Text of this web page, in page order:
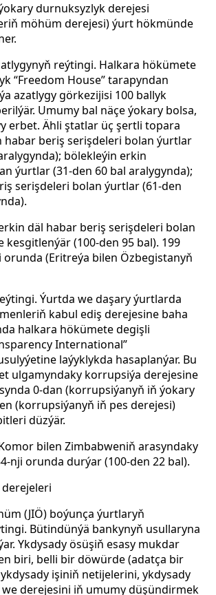
durnuksyzlyk derejesi
möhüm derejesi) ýurt hökmünde
reýtingi. Halkara hökümete
“Freedom House” tarapyndan
azatlygy görkezijisi 100 ballyk
Umumy bal näçe ýokary bolsa,
erbet. Ähli ştatlar üç şertli topara
habar beriş serişdeleri bolan ýurtlar
bölekleýin erkin
ýurtlar (31-den 60 bal aralygynda);
serişdeleri bolan ýurtlar (61-den
däl habar beriş serişdeleri bolan
(100-den 95 bal). 199
(Eritreýa bilen Özbegistanyň
Ýurtda we daşary ýurtlarda
kabul ediş derejesine baha
halkara hökümete degişli
International”
laýyklykda hasaplanýar. Bu
ulgamyndaky korrupsiýa derejesine
0-dan(korrupsiýanyň iň ýokary
(korrupsiýanyň iň pes derejesi)
düzýär.
bilen Zimbabweniň arasyndaky
nji orunda durýar (100-den 22 bal).
derejeleri
(JIÖ) boýunça ýurtlaryň
Bütindünýä bankynyň usullaryna
Ykdysady ösüşiň esasy mukdar
biri, belli bir döwürde (adatça bir
işiniň netijelerini, ykdysady
derejesini iň umumy düşündirmek